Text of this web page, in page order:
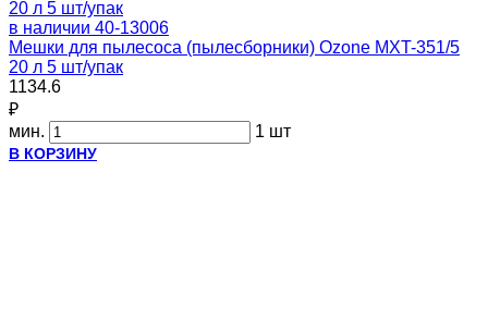
в наличии 40-13006
Мешки для пылесоса (пылесборники) Ozone MXT-351/5
20 л 5 шт/упак
1134.6
₽
мин.
1 шт
В КОРЗИНУ